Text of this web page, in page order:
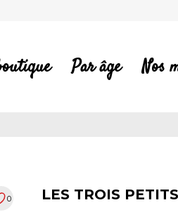
Par âge Nos
0
LES TROIS